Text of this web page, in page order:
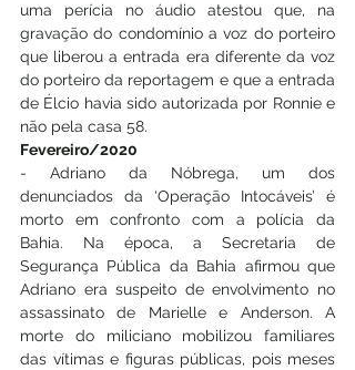
uma perícia no áudio atestou que, na
gravação do condomínio a voz do porteiro
que liberou a entrada era diferente da voz
do porteiro da reportagem e que a entrada
de Élcio havia sido autorizada por Ronnie e
não pela casa 58.
Fevereiro/2020
- Adriano da Nóbrega, um dos
denunciados da ‘Operação Intocáveis’ é
morto em confronto com a polícia da
Bahia. Na época, a Secretaria de
Segurança Pública da Bahia afirmou que
Adriano era suspeito de envolvimento no
assassinato de Marielle e Anderson. A
morte do miliciano mobilizou familiares
das vítimas e figuras públicas, pois meses